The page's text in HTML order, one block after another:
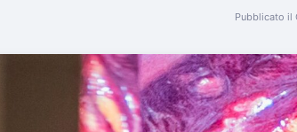
Pubblicato il